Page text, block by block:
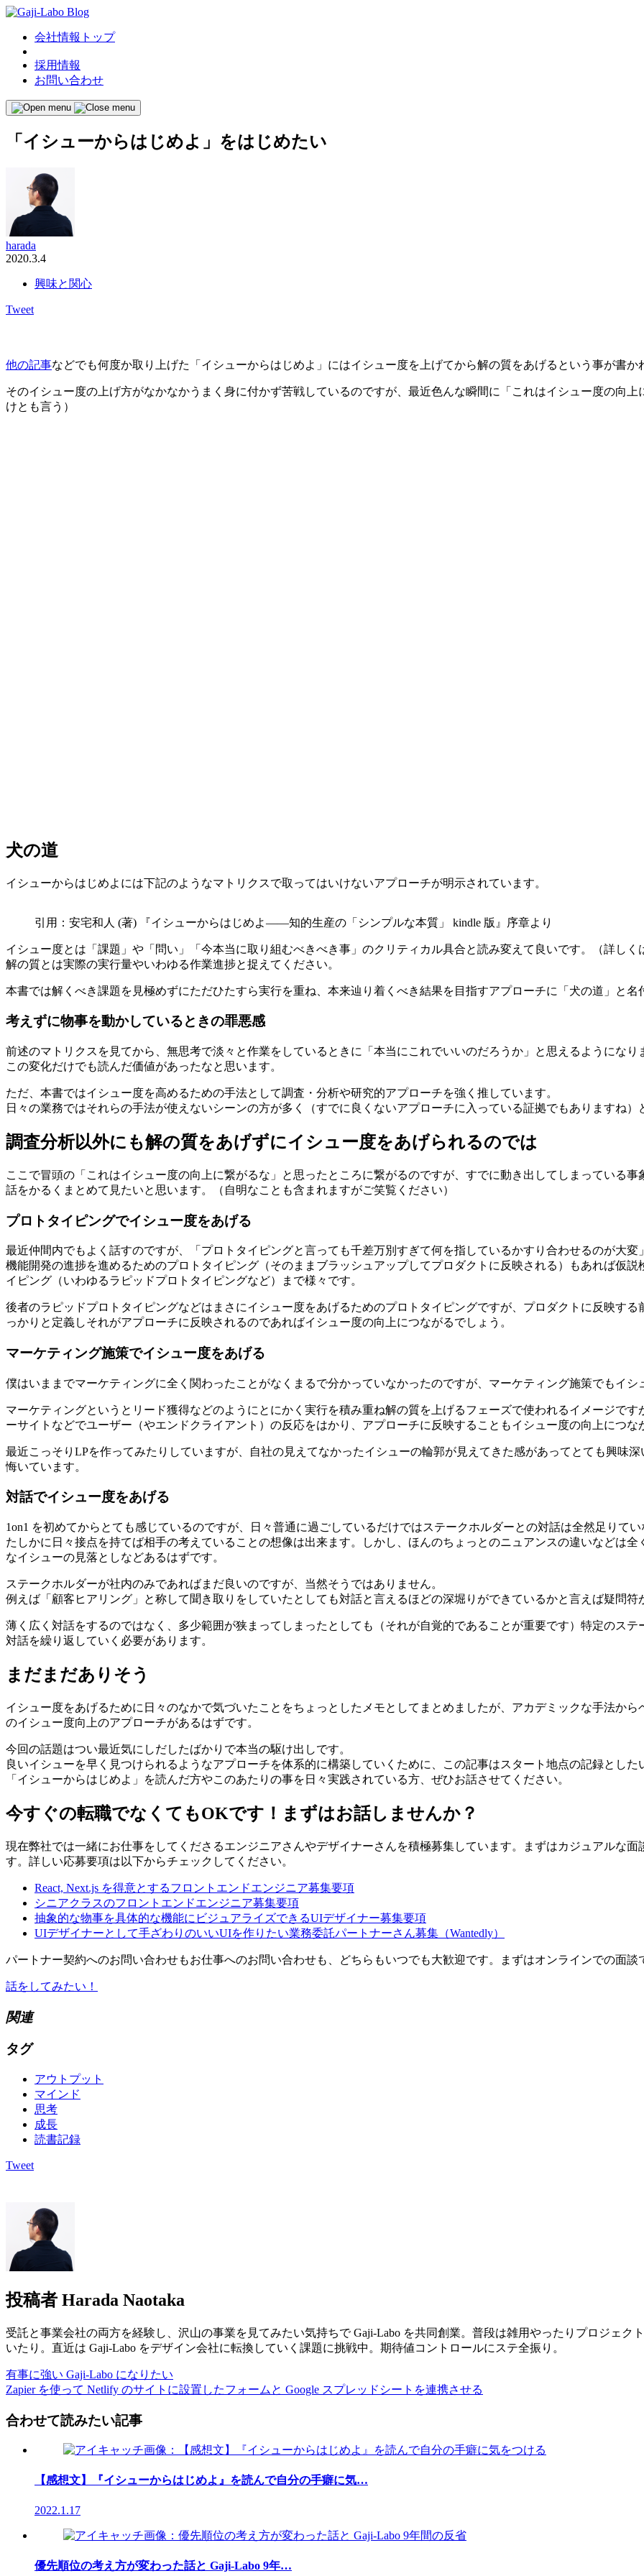
会社情報トップ
採用情報
お問い合わせ
「イシューからはじめよ」をはじめたい
harada
2020.3.4
興味と関心
Tweet
他の記事などでも何度か取り上げた「イシューからはじめよ」にはイシュー度を上げてから解の質をあげるという事が書か
そのイシュー度の上げ方がなかなかうまく身に付かず苦戦しているのですが、最近色んな瞬間に「これはイシュー度の向
けとも言う）
犬の道
イシューからはじめよには下記のようなマトリクスで取ってはいけないアプローチが明示されています。
引用：安宅和人 (著) 『イシューからはじめよ――知的生産の「シンプルな本質」 kindle 版』序章より
イシュー度とは「課題」や「問い」「今本当に取り組むべきべき事」のクリティカル具合と読み変えて良いです。（詳しく
解の質とは実際の実行量やいわゆる作業進捗と捉えてください。
本書では解くべき課題を見極めずにただひたすら実行を重ね、本来辿り着くべき結果を目指すアプローチに「犬の道」と名
考えずに物事を動かしているときの罪悪感
前述のマトリクスを見てから、無思考で淡々と作業をしているときに「本当にこれでいいのだろうか」と思えるようになり
この変化だけでも読んだ価値があったなと思います。
ただ、本書ではイシュー度を高めるための手法として調査・分析や研究的アプローチを強く推しています。
日々の業務ではそれらの手法が使えないシーンの方が多く（すでに良くないアプローチに入っている証拠でもありますね）
調査分析以外にも解の質をあげずにイシュー度をあげられるのでは
ここで冒頭の「これはイシュー度の向上に繋がるな」と思ったところに繋がるのですが、すでに動き出してしまっている
話をかるくまとめて見たいと思います。（自明なことも含まれますがご笑覧ください）
プロトタイピングでイシュー度をあげる
最近仲間内でもよく話すのですが、「プロトタイピングと言っても千差万別すぎて何を指しているかすり合わせるのが大変
機能開発の進捗を進めるためのプロトタイピング（そのままブラッシュアップしてプロダクトに反映される）もあれば仮
イピング（いわゆるラピッドプロトタイピングなど）まで様々です。
後者のラピッドプロトタイピングなどはまさにイシュー度をあげるためのプロトタイピングですが、プロダクトに反映す
っかりと定義しそれがアプローチに反映されるのであればイシュー度の向上につながるでしょう。
マーケティング施策でイシュー度をあげる
僕はいままでマーケティングに全く関わったことがなくまるで分かっていなかったのですが、マーケティング施策でもイシ
マーケティングというとリード獲得などのようにとにかく実行を積み重ね解の質を上げるフェーズで使われるイメージで
ーサイトなどでユーザー（やエンドクライアント）の反応をはかり、アプローチに反映することもイシュー度の向上につな
最近こっそりLPを作ってみたりしていますが、自社の見えてなかったイシューの輪郭が見えてきた感があってとても興味
悔いています。
対話でイシュー度をあげる
1on1 を初めてからとても感じているのですが、日々普通に過ごしているだけではステークホルダーとの対話は全然足りてい
たしかに日々接点を持てば相手の考えていることの想像は出来ます。しかし、ほんのちょっとのニュアンスの違いなどは
なイシューの見落としなどあるはずです。
ステークホルダーが社内のみであればまだ良いのですが、当然そうではありません。
例えば「顧客ヒアリング」と称して聞き取りをしていたとしても対話と言えるほどの深堀りができているかと言えば疑問符
薄く広く対話をするのではなく、多少範囲が狭まってしまったとしても（それが自覚的であることが重要です）特定のス
対話を繰り返していく必要があります。
まだまだありそう
イシュー度をあげるために日々のなかで気づいたことをちょっとしたメモとしてまとめましたが、アカデミックな手法か
のイシュー度向上のアプローチがあるはずです。
今回の話題はつい最近気にしだしたばかりで本当の駆け出しです。
良いイシューを早く見つけられるようなアプローチを体系的に構築していくために、この記事はスタート地点の記録とした
「イシューからはじめよ」を読んだ方やこのあたりの事を日々実践されている方、ぜひお話させてください。
今すぐの転職でなくてもOKです！まずはお話しませんか？
現在弊社では一緒にお仕事をしてくださるエンジニアさんやデザイナーさんを積極募集しています。まずはカジュアルな
す。詳しい応募要項は以下からチェックしてください。
React, Next.js を得意とするフロントエンドエンジニア募集要項
シニアクラスのフロントエンドエンジニア募集要項
抽象的な物事を具体的な機能にビジュアライズできるUIデザイナー募集要項
UIデザイナーとして手ざわりのいいUIを作りたい業務委託パートナーさん募集（Wantedly）
パートナー契約へのお問い合わせもお仕事へのお問い合わせも、どちらもいつでも大歓迎です。まずはオンラインでの面談
話をしてみたい！
関連
タグ
アウトプット
マインド
思考
成長
読書記録
Tweet
投稿者 Harada Naotaka
受託と事業会社の両方を経験し、沢山の事業を見てみたい気持ちで Gaji-Labo を共同創業。普段は雑用やったりプロジェ
いたり。直近は Gaji-Labo をデザイン会社に転換していく課題に挑戦中。期待値コントロールにステ全振り。
有事に強い Gaji-Labo になりたい
Zapier を使って Netlify のサイトに設置したフォームと Google スプレッドシートを連携させる
合わせて読みたい記事
【感想文】『イシューからはじめよ』を読んで自分の手癖に気…
2022.1.17
優先順位の考え方が変わった話と Gaji-Labo 9年…